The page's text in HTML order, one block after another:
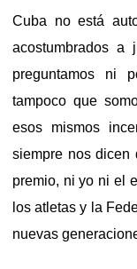
Cuba no está
acostumbrados
preguntamos ni
tampoco que
esos mismos
siempre nos dicen
premio, ni yo ni el
los atletas y la
nuevas